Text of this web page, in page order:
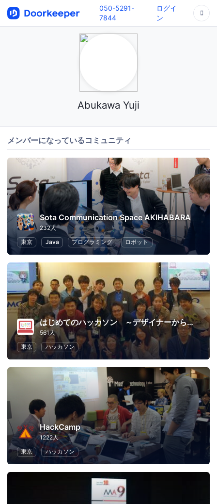
050-5291-
7844
ログイ
ン
Abukawa Yuji
メンバーになっているコミュニティ
Sota Communication Space AKIHABARA
232人
東京
Java プログラミング ロボット
はじめてのハッカソン ～デザイナーからプログラマーまで～
561人
東京
ハッカソン
HackCamp
1222人
東京
ハッカソン